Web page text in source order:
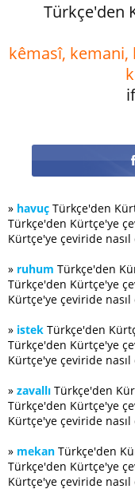
Türkçe'den
kêmasî,
» havuç Türkçe'den
Türkçe'den Kürtçe'ye
Kürtçe'ye çeviride nasıl
» ruhum Türkçe'den
Türkçe'den Kürtçe'ye
Kürtçe'ye çeviride nasıl
» istek Türkçe'den
Türkçe'den Kürtçe'ye
Kürtçe'ye çeviride nasıl
» zavallı Türkçe'den
Türkçe'den Kürtçe'ye
Kürtçe'ye çeviride nasıl
» mekan Türkçe'den
Türkçe'den Kürtçe'ye
Kürtçe'ye çeviride nasıl